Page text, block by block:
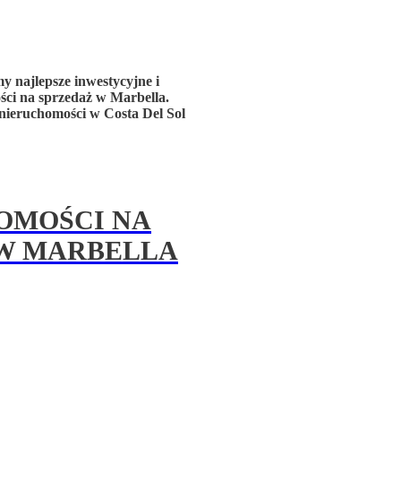
najlepsze inwestycyjne i
na sprzedaż w Marbella.
w Costa Del Sol
NA
MARBELLA